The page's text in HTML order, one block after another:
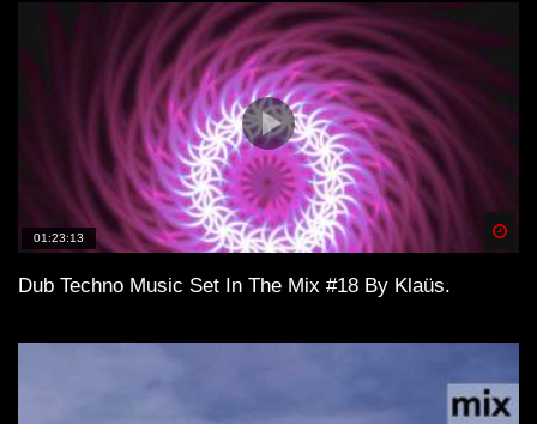
01:23:13
Dub Techno Music Set In The Mix #18 By Klaüs.